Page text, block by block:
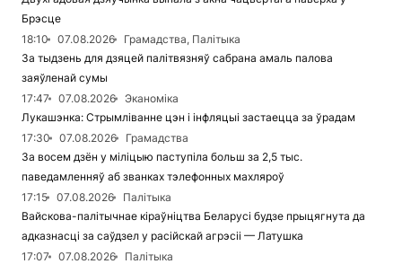
Брэсце
18:10
07.08.2026
Грамадства, Палітыка
За тыдзень для дзяцей палітвязняў сабрана амаль палова
заяўленай сумы
17:47
07.08.2026
Эканоміка
Лукашэнка: Стрымліванне цэн і інфляцыі застаецца за ўрадам
17:30
07.08.2026
Грамадства
За восем дзён у міліцыю паступіла больш за 2,5 тыс.
паведамленняў аб званках тэлефонных махляроў
17:15
07.08.2026
Палітыка
Вайскова-палітычнае кіраўніцтва Беларусі будзе прыцягнута да
адказнасці за саўдзел у расійскай агрэсіі — Латушка
17:07
07.08.2026
Палітыка